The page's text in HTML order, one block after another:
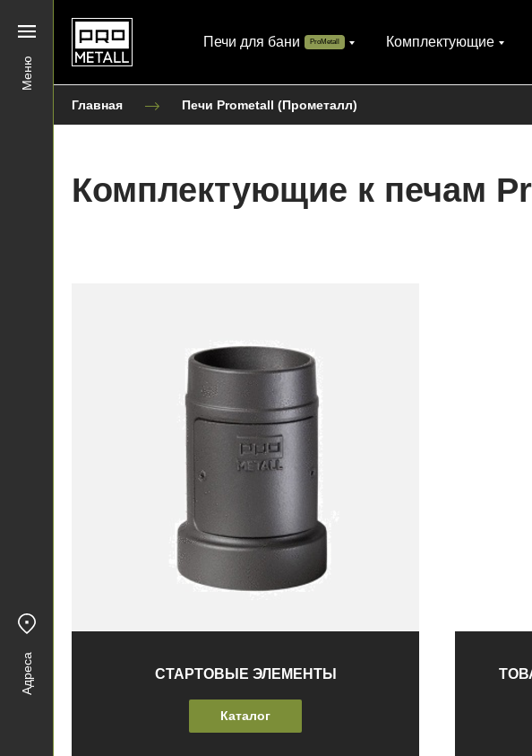
Меню
Адреса
Печи для бани ProMetall Комплектующие
Главная Печи Prometall (Прометалл)
Комплектующие к печам
СТАРТОВЫЕ ЭЛЕМЕНТЫ
Каталог